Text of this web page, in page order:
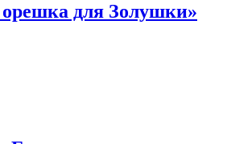
для Золушки»